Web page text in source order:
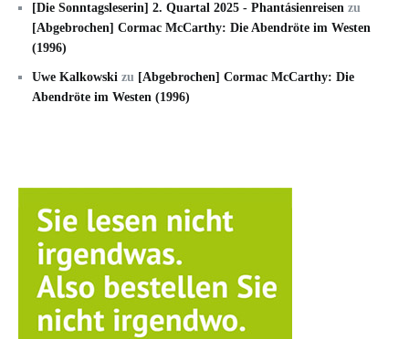
[Die Sonntagsleserin] 2. Quartal 2025 - Phantásienreisen zu
[Abgebrochen] Cormac McCarthy: Die Abendröte im Westen
(1996)
Uwe Kalkowski zu [Abgebrochen] Cormac McCarthy: Die
Abendröte im Westen (1996)